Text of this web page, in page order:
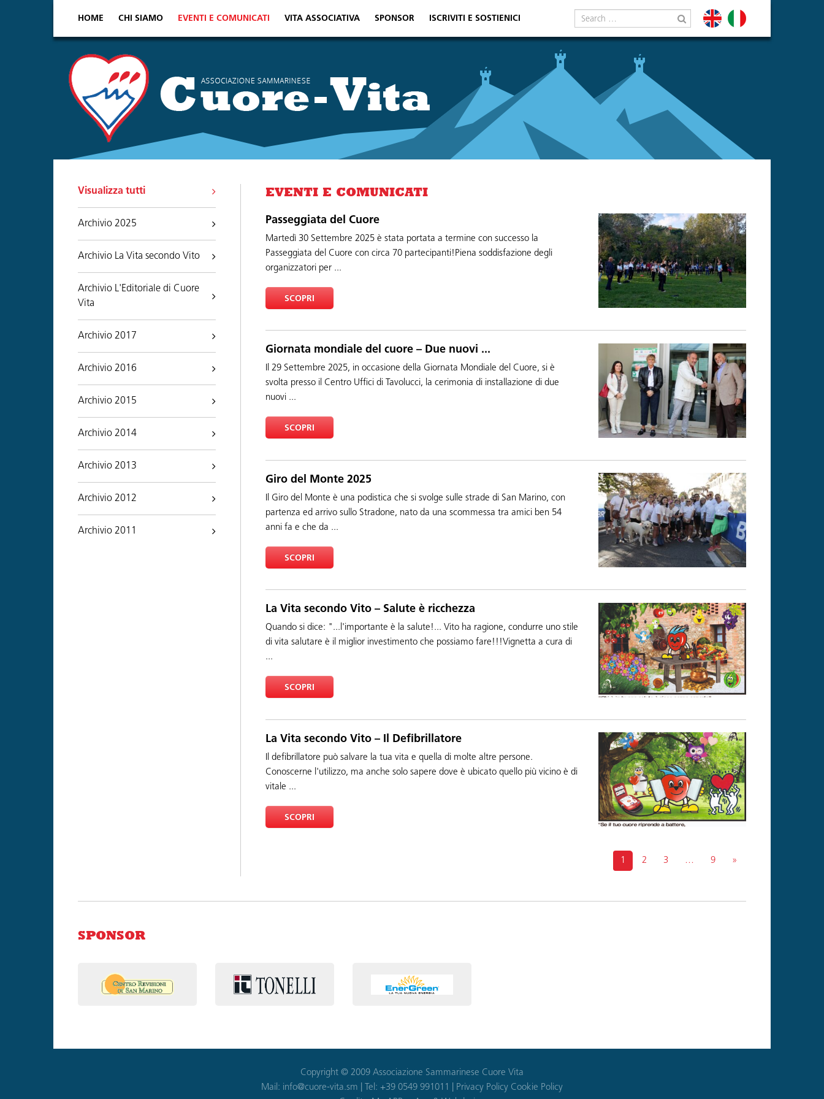
HOME CHI SIAMO EVENTI E COMUNICATI VITA ASSOCIATIVA SPONSOR ISCRIVITI E SOSTIENICI
Search
for
Visualizza tutti
Archivio 2025
Archivio La Vita secondo Vito
Archivio L'Editoriale di Cuore
Vita
Archivio 2017
Archivio 2016
Archivio 2015
Archivio 2014
Archivio 2013
Archivio 2012
Archivio 2011
EVENTI E COMUNICATI
Passeggiata del Cuore
Martedì 30 Settembre 2025 è stata portata a termine con successo la
Passeggiata del Cuore con circa 70 partecipanti!Piena soddisfazione degli
organizzatori per ...
SCOPRI
Giornata mondiale del cuore – Due nuovi ...
Il 29 Settembre 2025, in occasione della Giornata Mondiale del Cuore, si è
svolta presso il Centro Uffici di Tavolucci, la cerimonia di installazione di due
nuovi ...
SCOPRI
Giro del Monte 2025
Il Giro del Monte è una podistica che si svolge sulle strade di San Marino, con
partenza ed arrivo sullo Stradone, nato da una scommessa tra amici ben 54
anni fa e che da ...
SCOPRI
La Vita secondo Vito – Salute è ricchezza
Quando si dice: "...l'importante è la salute!... Vito ha ragione, condurre uno stile
di vita salutare è il miglior investimento che possiamo fare!!!Vignetta a cura di
...
SCOPRI
La Vita secondo Vito – Il Defibrillatore
Il defibrillatore può salvare la tua vita e quella di molte altre persone.
Conoscerne l'utilizzo, ma anche solo sapere dove è ubicato quello più vicino è di
vitale ...
SCOPRI
1 2 3 … 9 »
SPONSOR
Copyright © 2009 Associazione Sammarinese Cuore Vita
Mail: info@cuore-vita.sm | Tel: +39 0549 991011 | Privacy Policy Cookie Policy